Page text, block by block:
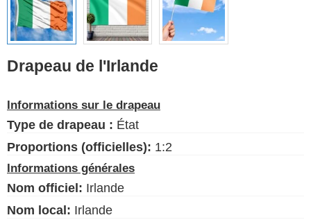
Langue Français
Blog
S'il vous plaît, aidez à soutenir
ce site en faisant un petit don
Drapeau de l'Irlande
Informations sur le drapeau
Type de drapeau : État
Proportions (officielles): 1:2
Informations générales
Nom officiel: Irlande
Nom local: Irlande